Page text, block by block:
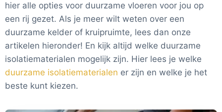
hier alle opties voor duurzame vloeren voor jou op
een rij gezet. Als je meer wilt weten over een
duurzame kelder of kruipruimte, lees dan onze
artikelen hieronder! En kijk altijd welke duurzame
isolatiematerialen mogelijk zijn. Hier lees je welke
duurzame isolatiematerialen er zijn en welke je het
beste kunt kiezen.